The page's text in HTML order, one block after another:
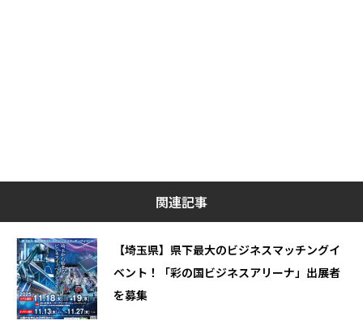
関連記事
【埼玉県】県下最大のビジネスマッチングイ
ベント！「彩の国ビジネスアリーナ」出展者
を募集